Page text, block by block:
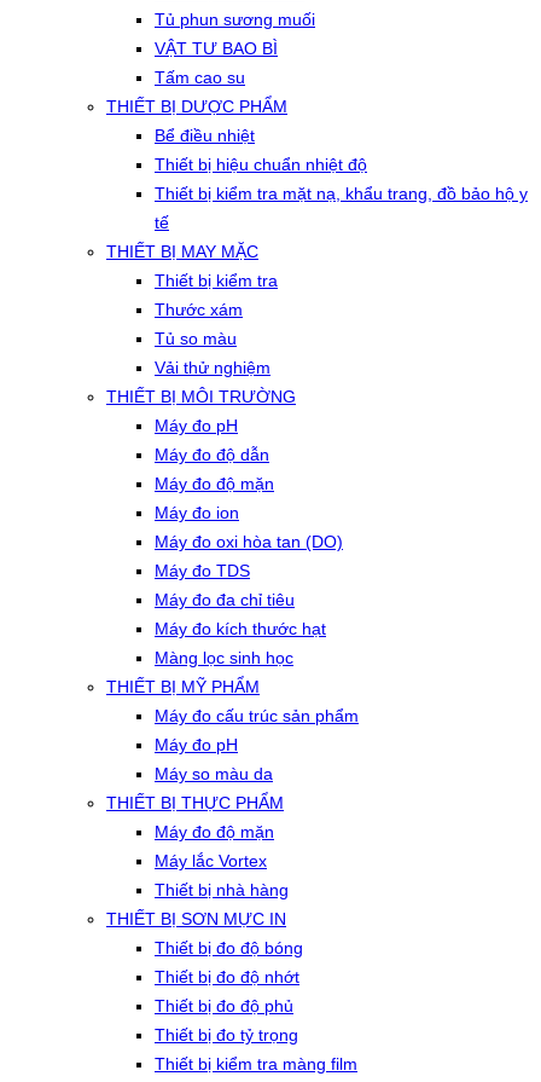
Tủ phun sương muối
VẬT TƯ BAO BÌ
Tấm cao su
THIẾT BỊ DƯỢC PHẨM
Bể điều nhiệt
Thiết bị hiệu chuẩn nhiệt độ
Thiết bị kiểm tra mặt nạ, khẩu trang, đồ bảo hộ y
tế
THIẾT BỊ MAY MẶC
Thiết bị kiểm tra
Thước xám
Tủ so màu
Vải thử nghiệm
THIẾT BỊ MÔI TRƯỜNG
Máy đo pH
Máy đo độ dẫn
Máy đo độ mặn
Máy đo ion
Máy đo oxi hòa tan (DO)
Máy đo TDS
Máy đo đa chỉ tiêu
Máy đo kích thước hạt
Màng lọc sinh học
THIẾT BỊ MỸ PHẨM
Máy đo cấu trúc sản phẩm
Máy đo pH
Máy so màu da
THIẾT BỊ THỰC PHẨM
Máy đo độ mặn
Máy lắc Vortex
Thiết bị nhà hàng
THIẾT BỊ SƠN MỰC IN
Thiết bị đo độ bóng
Thiết bị đo độ nhớt
Thiết bị đo độ phủ
Thiết bị đo tỷ trọng
Thiết bị kiểm tra màng film